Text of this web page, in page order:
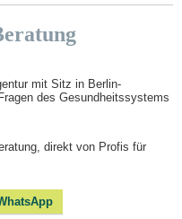
mit Sitz in Berlin-
des Gesundheitssystems
direkt von Profis für